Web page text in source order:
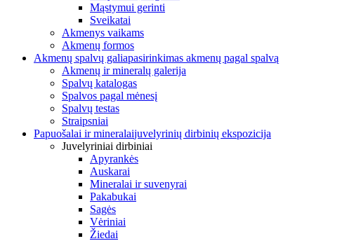
Mąstymui gerinti
Sveikatai
Akmenys vaikams
Akmenų formos
Akmenų spalvų galiapasirinkimas akmenų pagal spalvą
Akmenų ir mineralų galerija
Spalvų katalogas
Spalvos pagal mėnesį
Spalvų testas
Straipsniai
Papuošalai ir mineralaijuvelyrinių dirbinių ekspozicija
Juvelyriniai dirbiniai
Apyrankės
Auskarai
Mineralai ir suvenyrai
Pakabukai
Sagės
Vėriniai
Žiedai